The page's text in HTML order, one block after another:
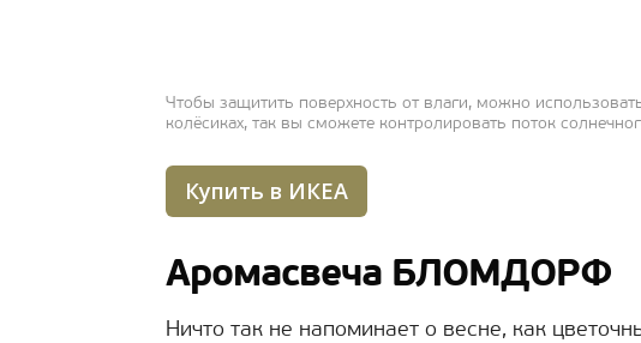
Чтобы защитить поверхность от влаги, можно
колёсиках, так вы сможете контролировать поток
Купить в ИКЕА
Аромасвеча БЛОМДОРФ
Ничто так не напоминает о весне, как